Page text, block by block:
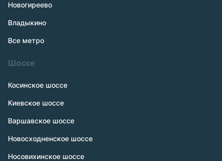
Новогиреево
Владыкино
Все метро
Шоссе
Косинское шоссе
Киевское шоссе
Варшавское шоссе
Новосходненское шоссе
Носовихинское шоссе